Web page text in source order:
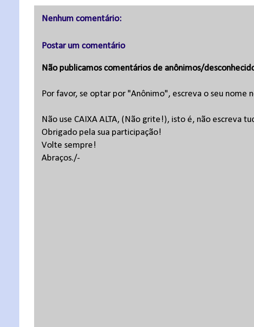
Nenhum comentário:
Postar um comentário
Não publicamos comentários de anônimos/
Por favor, se optar por "Anônimo", escreva o seu nome
Não use CAIXA ALTA, (Não grite!), isto é, não escreva
Obrigado pela sua participação!
Volte sempre!
Abraços./-